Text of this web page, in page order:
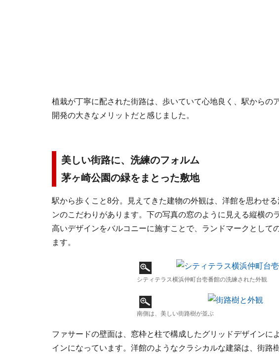
植栽が丁寧に配された街路は、歩いていて心地良く、駅からの
開発の大きなメリットだと感じました。
美しい街路に、洗練のフォルム
茅ヶ崎公園の緑をまとった敷地
駅から歩くこと8分。見えてきた建物の外観は、洋館を思わせ
ンのこだわりがあります。下の写真の窓のように見える縦横の
高いデザインをバルコニーに施すことで、ランドマークとして
ます。
シティテラス横浜仲町台壱番館の洗練された外観
南側は、美しい街路樹が並ぶ
ファサードの壁面は、窓枠と柱で構成したグリッドデザインに
インになっています。洋館のようなクラシカルな建築は、街路